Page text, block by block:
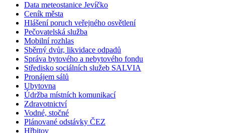
Data meteostanice Jevíčko
Ceník města
Hlášení poruch veřejného osvětlení
Pečovatelská služba
Mobilní rozhlas
Sběrný dvůr, likvidace odpadů
Správa bytového a nebytového fondu
Středisko sociálních služeb SALVIA
Pronájem sálů
Ubytovna
Údržba místních komunikací
Zdravotnictví
Vodné, stočné
Plánované odstávky ČEZ
Hřbitov